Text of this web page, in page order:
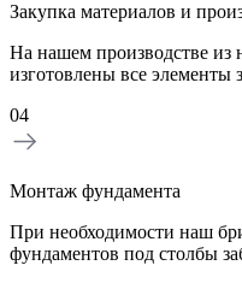
Закупка материалов и
На нашем производстве из
изготовлены все элементы
04
Монтаж фундамента
При необходимости наш
фундаментов под столбы